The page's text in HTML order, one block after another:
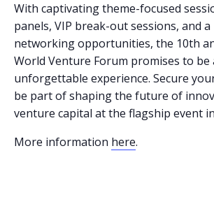
With captivating theme-focused
panels, VIP break-out sessions, and
networking opportunities, the 10th
World Venture Forum promises to be
unforgettable experience. Secure
be part of shaping the future of
venture capital at the flagship event
More information here.